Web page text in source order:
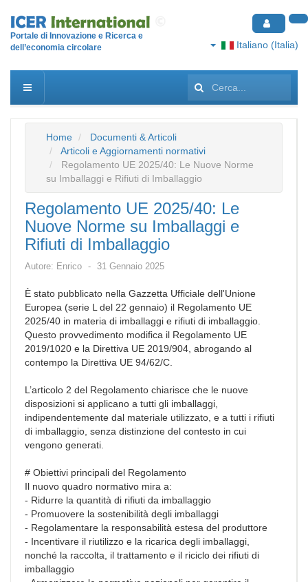
Portale di Innovazione e Ricerca e
dell’economia circolare
Italiano (Italia)
Cerca...
Home
Documenti & Articoli
Articoli e Aggiornamenti normativi
Regolamento UE 2025/40: Le Nuove Norme
su Imballaggi e Rifiuti di Imballaggio
Regolamento UE 2025/40: Le
Nuove Norme su Imballaggi e
Rifiuti di Imballaggio
Autore: Enrico 31 Gennaio 2025
È stato pubblicato nella Gazzetta Ufficiale dell'Unione
Europea (serie L del 22 gennaio) il Regolamento UE
2025/40 in materia di imballaggi e rifiuti di imballaggio.
Questo provvedimento modifica il Regolamento UE
2019/1020 e la Direttiva UE 2019/904, abrogando al
contempo la Direttiva UE 94/62/C.
L’articolo 2 del Regolamento chiarisce che le nuove
disposizioni si applicano a tutti gli imballaggi,
indipendentemente dal materiale utilizzato, e a tutti i rifiuti
di imballaggio, senza distinzione del contesto in cui
vengono generati.
# Obiettivi principali del Regolamento
Il nuovo quadro normativo mira a:
- Ridurre la quantità di rifiuti da imballaggio
- Promuovere la sostenibilità degli imballaggi
- Regolamentare la responsabilità estesa del produttore
- Incentivare il riutilizzo e la ricarica degli imballaggi,
nonché la raccolta, il trattamento e il riciclo dei rifiuti di
imballaggio